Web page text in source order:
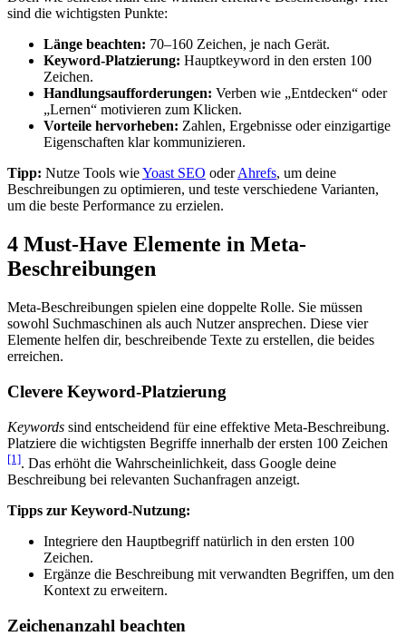
sind die wichtigsten Punkte:
Länge beachten: 70–160 Zeichen, je nach Gerät.
Keyword-Platzierung: Hauptkeyword in den ersten 100
Zeichen.
Handlungsaufforderungen: Verben wie „Entdecken“ oder
„Lernen“ motivieren zum Klicken.
Vorteile hervorheben: Zahlen, Ergebnisse oder einzigartige
Eigenschaften klar kommunizieren.
Tipp: Nutze Tools wieYoast SEO oderAhrefs, um deine
Beschreibungen zu optimieren, und teste verschiedene Varianten,
um die beste Performance zu erzielen.
4 Must-Have Elemente in Meta-
Beschreibungen
Meta-Beschreibungen spielen eine doppelte Rolle. Sie müssen
sowohl Suchmaschinen als auch Nutzer ansprechen. Diese vier
Elemente helfen dir, beschreibende Texte zu erstellen, die beides
erreichen.
Clevere Keyword-Platzierung
Keywords sind entscheidend für eine effektive Meta-Beschreibung.
Platziere die wichtigsten Begriffe innerhalb der ersten 100 Zeichen
[1]. Das erhöht die Wahrscheinlichkeit, dass Google deine
Beschreibung bei relevanten Suchanfragen anzeigt.
Tipps zur Keyword-Nutzung:
Integriere den Hauptbegriff natürlich in den ersten 100
Zeichen.
Ergänze die Beschreibung mit verwandten Begriffen, um den
Kontext zu erweitern.
Zeichenanzahl beachten